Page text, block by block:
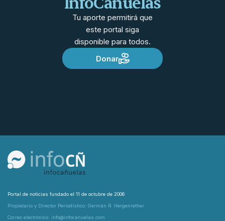
Tu aporte permitirá que
este portal siga
disponible para todos.
Donar
Portal de noticias fundado el 11 de octubre de 2006
Propietario y Director Periodístico: Germán R. Hergenrether
Correo electrónico: info@infocanuelas.com